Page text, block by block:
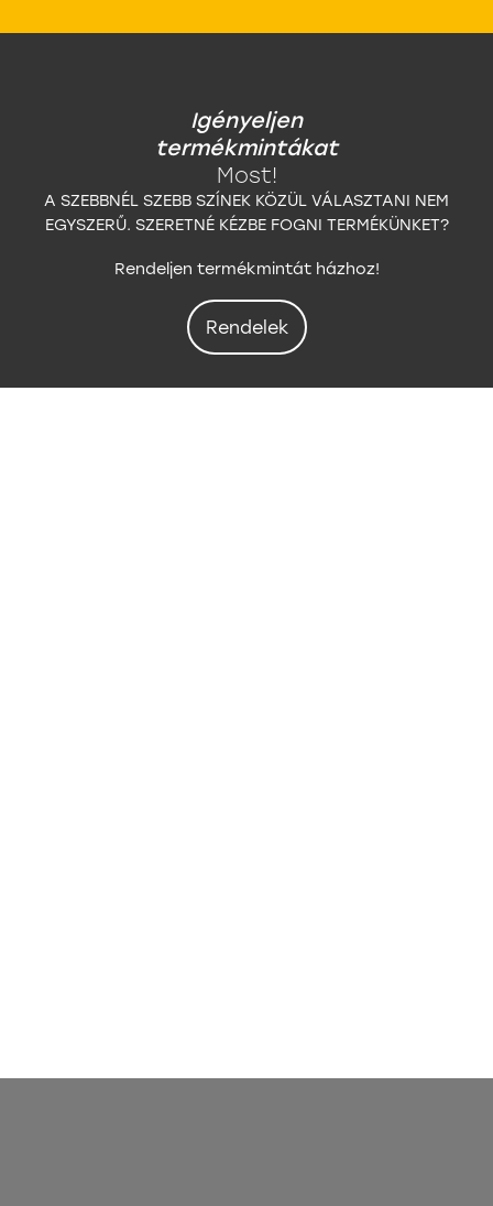
Igényeljen
termékmintákat
Most!
A SZEBBNÉL SZEBB SZÍNEK KÖZÜL VÁLASZTANI NEM
EGYSZERŰ. SZERETNÉ KÉZBE FOGNI TERMÉKÜNKET?
Rendeljen termékmintát házhoz!
Rendelek